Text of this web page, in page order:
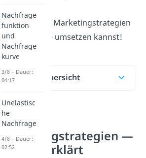
bewährtesten Marketingstrategien
und wie du sie umsetzen kannst!
Inhaltsübersicht
Was sind
Marketingstrategien —
einfach erklärt
Nachfrage
funktion
und
Nachfrage
kurve
3/8 – Dauer:
04:17
Unelastisc
he
Nachfrage
4/8 – Dauer:
02:52